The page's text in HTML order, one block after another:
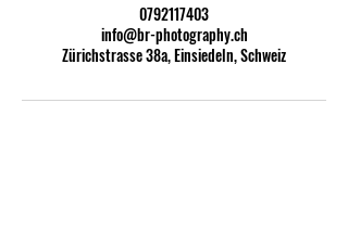
0792117403
info@br-photography.ch
Zürichstrasse 38a, Einsiedeln, Schweiz